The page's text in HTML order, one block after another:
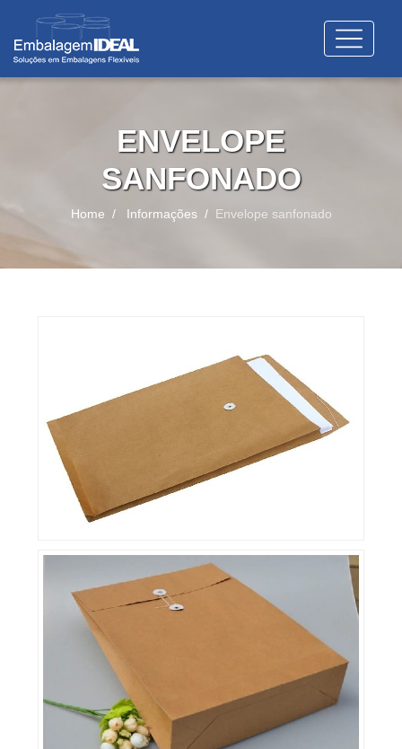
ENVELOPE
SANFONADO
Home Informações Envelope sanfonado